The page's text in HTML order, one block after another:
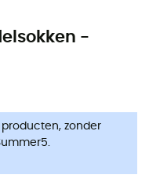
-
producten, zonder
of lichte
dezeTk5 Short
ze hebben een
met de schoen